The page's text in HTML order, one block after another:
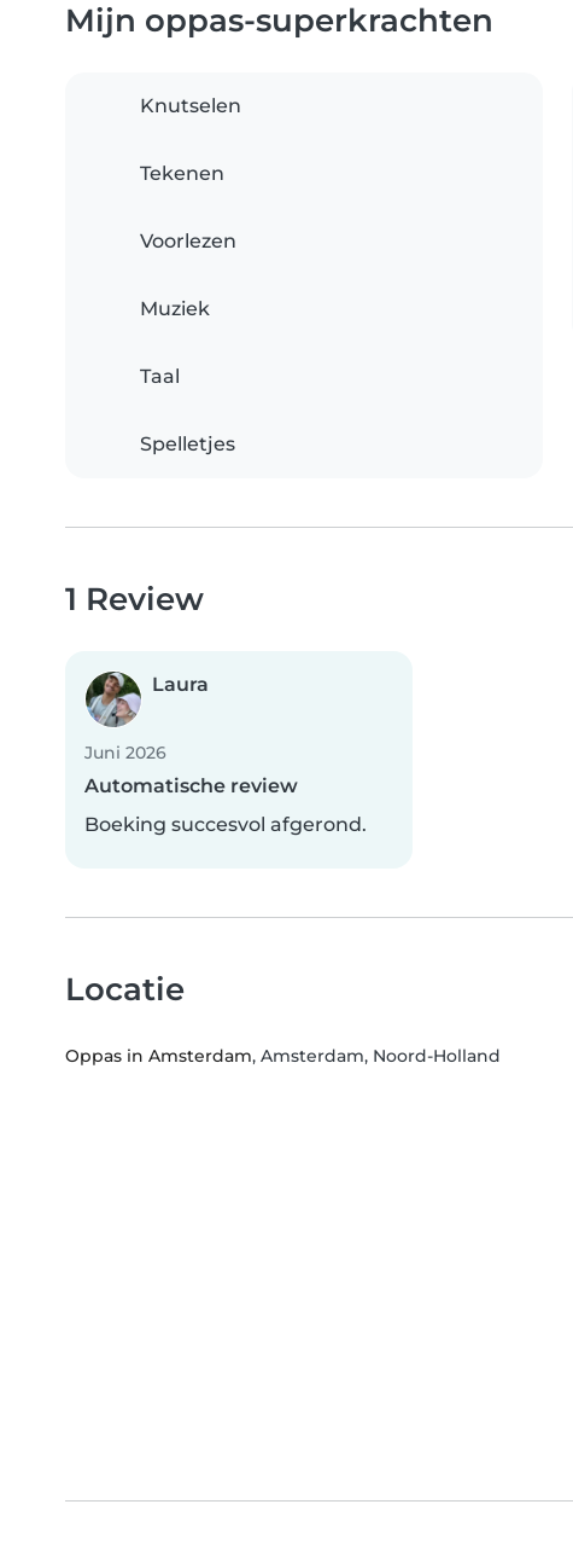
Mijn oppas-superkrachten
Knutselen
Tekenen
Voorlezen
Muziek
Taal
Spelletjes
1 Review
Laura
Juni 2026
Automatische review
Boeking succesvol afgerond.
Locatie
Oppas in Amsterdam, Amsterdam, Noord-Holland